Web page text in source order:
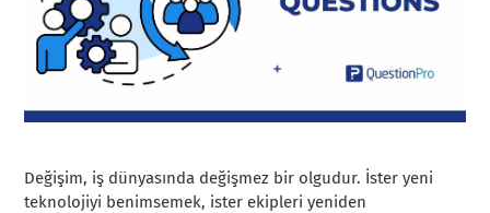
Değişim, iş dünyasında değişmez bir olgudur. İster yeni
teknolojiyi benimsemek, ister ekipleri yeniden